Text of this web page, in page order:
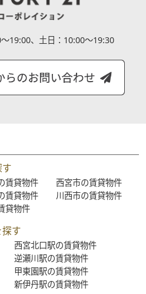
19:00、土日：10:00～19:30
賃貸物件
西宮市の賃貸物件
賃貸物件
川西市の賃貸物件
貸物件
す
西宮北口駅の賃貸物件
逆瀬川駅の賃貸物件
甲東園駅の賃貸物件
新伊丹駅の賃貸物件